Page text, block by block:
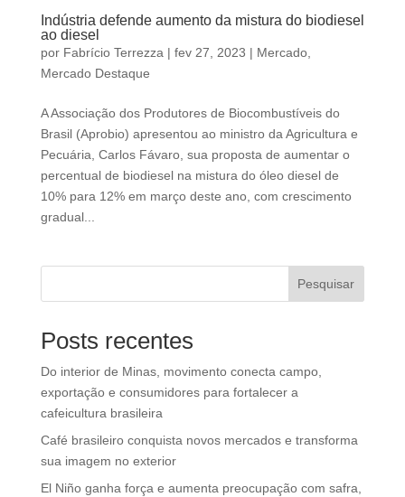
Indústria defende aumento da mistura do biodiesel
ao diesel
por Fabrício Terrezza| fev 27, 2023 | Mercado,
Mercado Destaque
A Associação dos Produtores de Biocombustíveis do
Brasil (Aprobio) apresentou ao ministro da Agricultura e
Pecuária, Carlos Fávaro, sua proposta de aumentar o
percentual de biodiesel na mistura do óleo diesel de
10% para 12% em março deste ano, com crescimento
gradual...
Pesquisar
Posts recentes
Do interior de Minas, movimento conecta campo,
exportação e consumidores para fortalecer a
cafeicultura brasileira
Café brasileiro conquista novos mercados e transforma
sua imagem no exterior
El Niño ganha força e aumenta preocupação com safra,